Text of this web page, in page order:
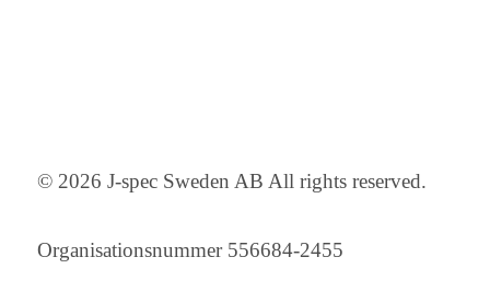
© 2026 J-spec Sweden AB All rights reserved.
Organisationsnummer 556684-2455